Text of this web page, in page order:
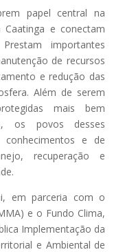
papel central na
e conectam
importantes
de recursos
e redução das
Além de serem
mais bem
os povos desses
e de
recuperação e
em parceria com o
e o Fundo Clima,
Implementação da
e Ambiental de